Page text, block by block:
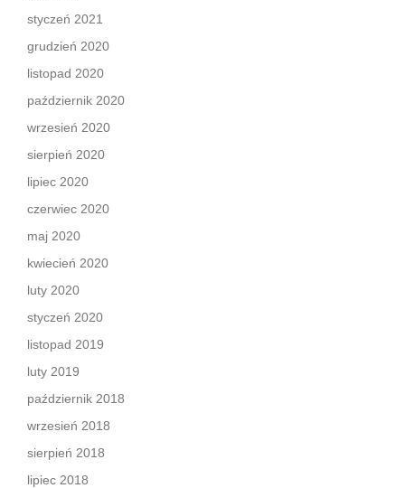
styczeń 2021
grudzień 2020
listopad 2020
październik 2020
wrzesień 2020
sierpień 2020
lipiec 2020
czerwiec 2020
maj 2020
kwiecień 2020
luty 2020
styczeń 2020
listopad 2019
luty 2019
październik 2018
wrzesień 2018
sierpień 2018
lipiec 2018